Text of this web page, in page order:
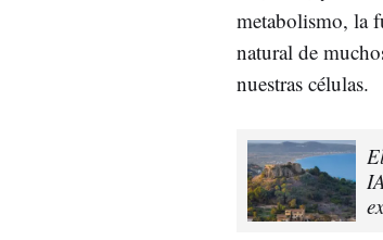
metabolismo, la
natural de
nuestras células.